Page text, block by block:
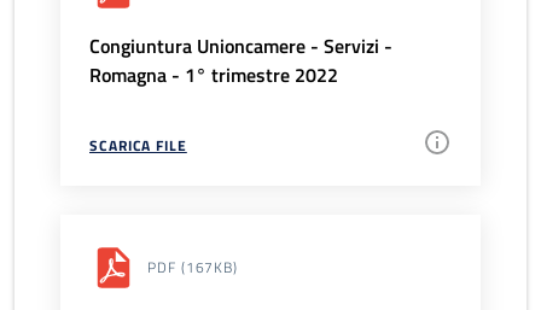
Congiuntura Unioncamere - Servizi -
Romagna - 1° trimestre 2022
SCARICA FILE
PDF (167KB)